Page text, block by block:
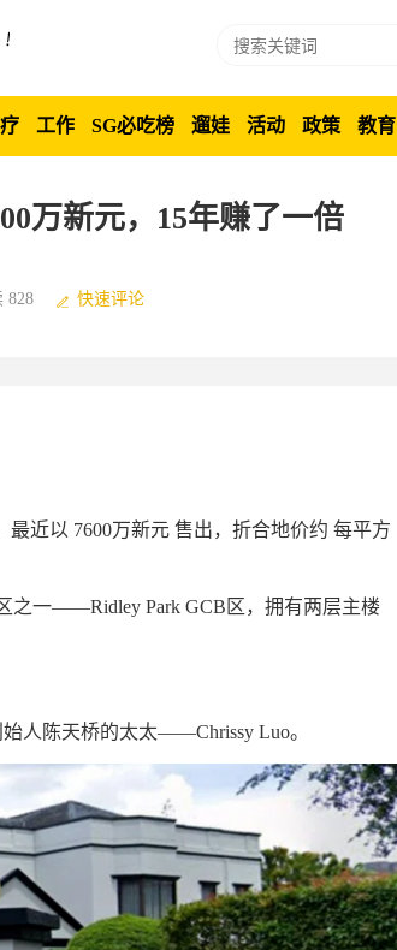
工作 SG必吃榜 遛娃 活动 政策 教育
万新元，15年赚了一倍
828 快速评论
最近以 7600万新元售出，折合地价约 每平方
之一——Ridley Park GCB区，拥有两层主楼
人陈天桥的太太——Chrissy Luo。